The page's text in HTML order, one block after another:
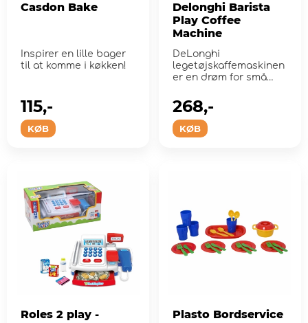
Casdon Bake
Inspirer en lille bager
til at komme i køkken!
KØB
115,-
Delonghi Barista
Play Coffee
Machine
DeLonghi
legetøjskaffemaskinen
er en drøm for små
KØB
268,-
Roles 2 play -
Plasto Bordservice